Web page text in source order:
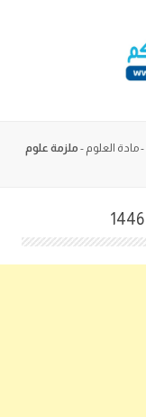
-مادة العلوم - ملزمة علوم